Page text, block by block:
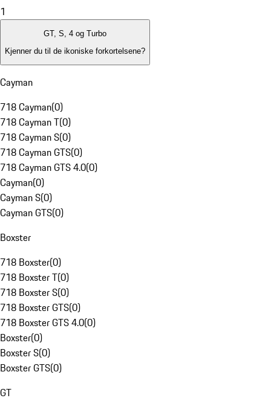
1
GT, S, 4 og Turbo
Kjenner du til de ikoniske forkortelsene?
Cayman
718 Cayman(0)
718 Cayman T(0)
718 Cayman S(0)
718 Cayman GTS(0)
718 Cayman GTS 4.0(0)
Cayman(0)
Cayman S(0)
Cayman GTS(0)
Boxster
718 Boxster(0)
718 Boxster T(0)
718 Boxster S(0)
718 Boxster GTS(0)
718 Boxster GTS 4.0(0)
Boxster(0)
Boxster S(0)
Boxster GTS(0)
GT